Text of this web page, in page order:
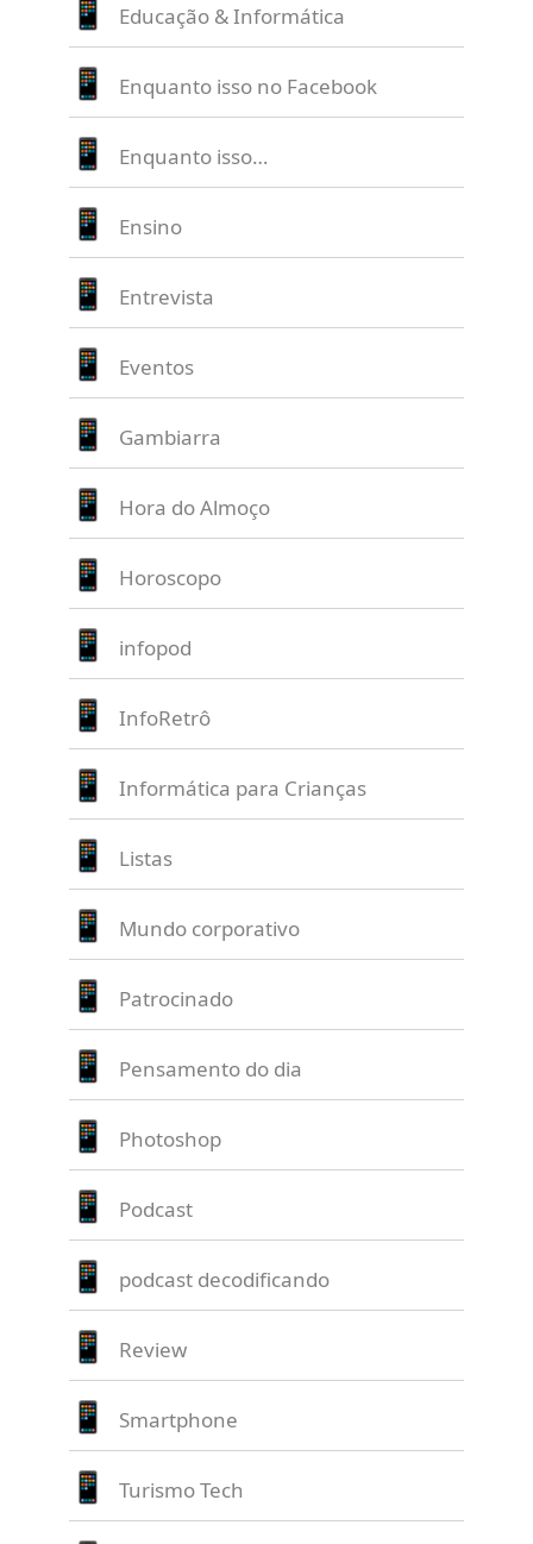
Educação & Informática
Enquanto isso no Facebook
Enquanto isso…
Ensino
Entrevista
Eventos
Gambiarra
Hora do Almoço
Horoscopo
infopod
InfoRetrô
Informática para Crianças
Listas
Mundo corporativo
Patrocinado
Pensamento do dia
Photoshop
Podcast
podcast decodificando
Review
Smartphone
Turismo Tech